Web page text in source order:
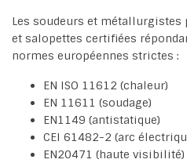
Les soudeurs et
et salopettes certifiées
normes européennes strictes :
EN ISO 11612 (chaleur)
EN 11611 (soudage)
EN1149 (antistatique)
CEI 61482-2 (arc
EN20471 (haute visibilité)